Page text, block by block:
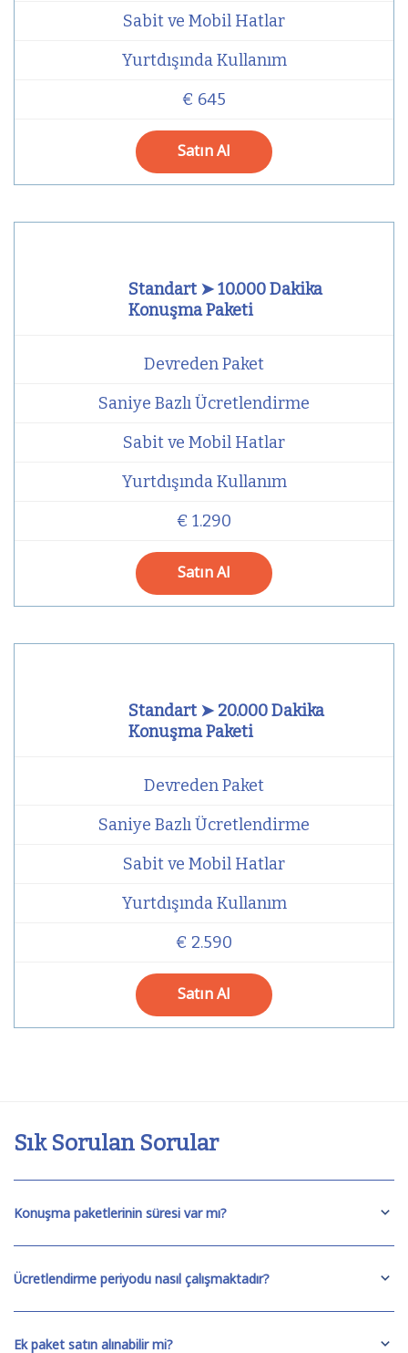
Sabit ve Mobil Hatlar
Yurtdışında Kullanım
€ 645
Satın Al
Standart ➤ 10.000 Dakika
Konuşma Paketi
Devreden Paket
Saniye Bazlı Ücretlendirme
Sabit ve Mobil Hatlar
Yurtdışında Kullanım
€ 1.290
Satın Al
Standart ➤ 20.000 Dakika
Konuşma Paketi
Devreden Paket
Saniye Bazlı Ücretlendirme
Sabit ve Mobil Hatlar
Yurtdışında Kullanım
€ 2.590
Satın Al
Sık Sorulan Sorular
Konuşma paketlerinin süresi var mı?
Ücretlendirme periyodu nasıl çalışmaktadır?
Ek paket satın alınabilir mi?